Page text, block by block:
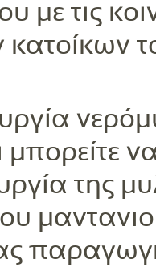
με τις
κατοίκων
της